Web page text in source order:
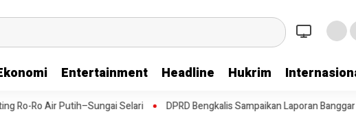
Entertainment Headline Hukrim
Selari DPRD Bengkalis Sampaikan Laporan Banggar terhadap